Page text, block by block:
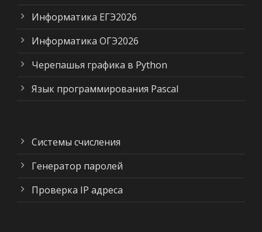
Информатика ЕГЭ2026
Информатика ОГЭ2026
Черепашья графика в Python
Язык программирования Pascal
Системы счисления
Генератор паролей
Проверка IP адреса